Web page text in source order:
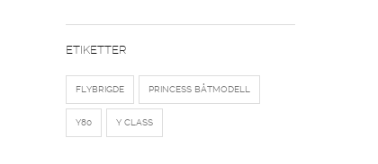
ETIKETTER
FLYBRIGDE PRINCESS BÅTMODELL
Y80 Y CLASS